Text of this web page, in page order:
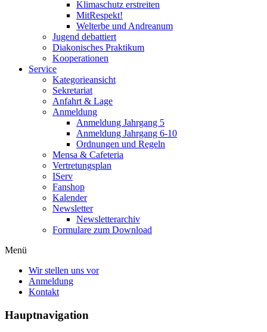
Klimaschutz erstreiten
MitRespekt!
Welterbe und Andreanum
Jugend debattiert
Diakonisches Praktikum
Kooperationen
Service
Kategorieansicht
Sekretariat
Anfahrt & Lage
Anmeldung
Anmeldung Jahrgang 5
Anmeldung Jahrgang 6-10
Ordnungen und Regeln
Mensa & Cafeteria
Vertretungsplan
IServ
Fanshop
Kalender
Newsletter
Newsletterarchiv
Formulare zum Download
Menü
Wir stellen uns vor
Anmeldung
Kontakt
Hauptnavigation